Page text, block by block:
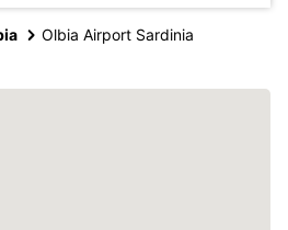
Olbia Airport Sardinia